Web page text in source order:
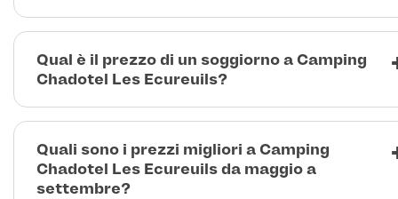
Qual è il prezzo di un soggiorno a Camping
Chadotel Les Ecureuils?
Quali sono i prezzi migliori a Camping
Chadotel Les Ecureuils da maggio a
settembre?